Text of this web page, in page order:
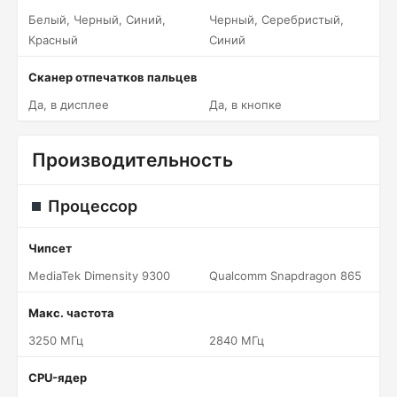
Белый, Черный, Синий,
Красный
Черный, Серебристый,
Синий
Сканер отпечатков пальцев
Да, в дисплее
Да, в кнопке
Производительность
Процессор
Чипсет
MediaTek Dimensity 9300
Qualcomm Snapdragon 865
Макс. частота
3250 МГц
2840 МГц
CPU-ядер